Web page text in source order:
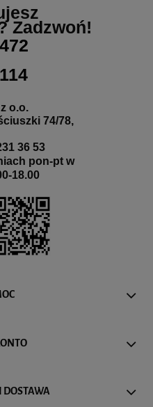
Zadzwoń!
o.o.
74/78,
36 53
pon-pt w
18.00
DOSTAWA